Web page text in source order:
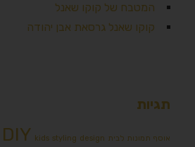
המטבח של קוקו שאנל
קוקו שאנל גרסאת אבן יהודה
תגיות
אוסף תמונות לבית DIY kids styling design